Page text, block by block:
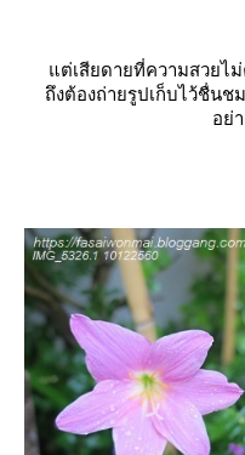
ต่เสียดายที่ความสวยไม่
ถึงต้องถ่ายรูปเก็บไว้ชื่นช
อย่